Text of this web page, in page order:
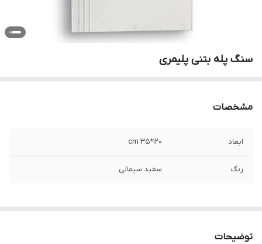
سنگ پله بتنی پلیمری
مشخصات
ابعاد 120*35 cm
رنگ سفید سیمانی
توضیحات